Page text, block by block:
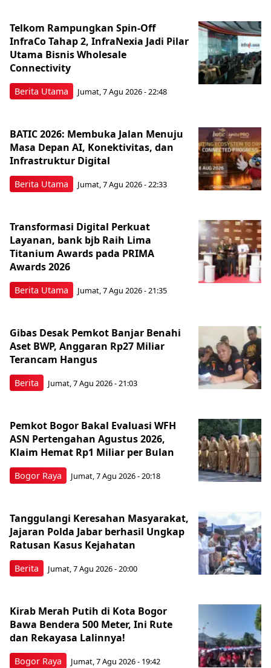
Berita Utama
Telkom Rampungkan Spin-Off
InfraCo Tahap 2, InfraNexia Jadi Pilar
Utama Bisnis Wholesale
Connectivity
Jumat, 7 Agu 2026 - 22:48
Berita Utama
BATIC 2026: Membuka Jalan Menuju
Masa Depan AI, Konektivitas, dan
Infrastruktur Digital
Jumat, 7 Agu 2026 - 22:33
Berita Utama
Transformasi Digital Perkuat
Layanan, bank bjb Raih Lima
Titanium Awards pada PRIMA
Awards 2026
Jumat, 7 Agu 2026 - 21:35
Berita
Gibas Desak Pemkot Banjar Benahi
Aset BWP, Anggaran Rp27 Miliar
Terancam Hangus
Jumat, 7 Agu 2026 - 21:03
Bogor Raya
Pemkot Bogor Bakal Evaluasi WFH
ASN Pertengahan Agustus 2026,
Klaim Hemat Rp1 Miliar per Bulan
Jumat, 7 Agu 2026 - 20:18
Berita
Tanggulangi Keresahan Masyarakat,
Jajaran Polda Jabar berhasil Ungkap
Ratusan Kasus Kejahatan
Jumat, 7 Agu 2026 - 20:00
Bogor Raya
Kirab Merah Putih di Kota Bogor
Bawa Bendera 500 Meter, Ini Rute
dan Rekayasa Lalinnya!
Jumat, 7 Agu 2026 - 19:42